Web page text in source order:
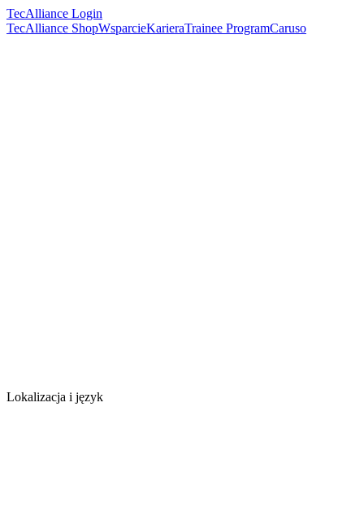
TecAlliance Login
TecAlliance ShopWsparcieKarieraTrainee ProgramCaruso
Lokalizacja i język